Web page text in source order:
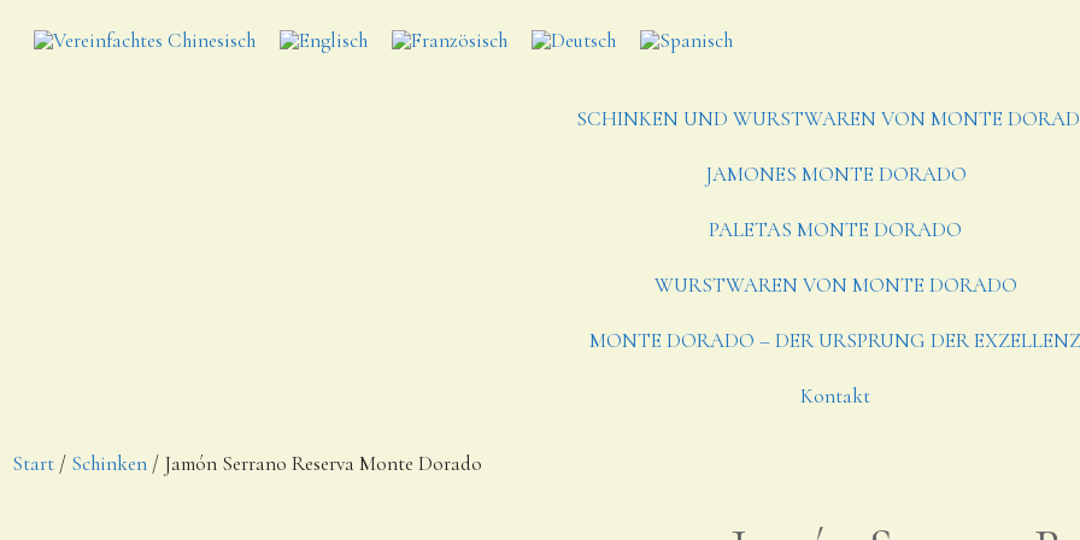
SCHINKEN UND WURSTWAREN VON MONTE
JAMONES MONTE DORADO
PALETAS MONTE DORADO
WURSTWAREN VON MONTE DORADO
MONTE DORADO – DER URSPRUNG DER EXZELLENZ
Kontakt
Start / Schinken / Jamón Serrano Reserva Monte Dorado